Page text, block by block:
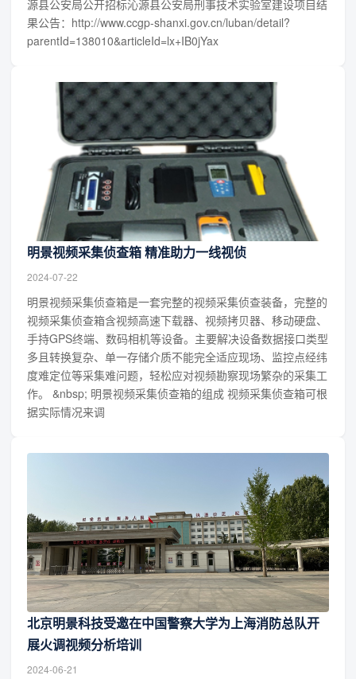
源县公安局公开招标沁源县公安局刑事技术实验室建设项目结
果公告：http://www.ccgp-shanxi.gov.cn/luban/detail?
parentId=138010&articleId=lx+IB0jYax
明景视频采集侦查箱 精准助力一线视侦
2024-07-22
明景视频采集侦查箱是一套完整的视频采集侦查装备，完整的
视频采集侦查箱含视频高速下载器、视频拷贝器、移动硬盘、
手持GPS终端、数码相机等设备。主要解决设备数据接口类型
多且转换复杂、单一存储介质不能完全适应现场、监控点经纬
度难定位等采集难问题，轻松应对视频勘察现场繁杂的采集工
作。 &nbsp; 明景视频采集侦查箱的组成 视频采集侦查箱可根
据实际情况来调
北京明景科技受邀在中国警察大学为上海消防总队开
展火调视频分析培训
2024-06-21